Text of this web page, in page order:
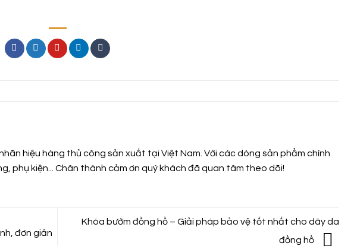
hiệu hàng thủ công sản xuất tại Việt Nam. Với các dòng sản phẩm chính
phụ kiện... Chân thành cảm ơn quý khách đã quan tâm theo dõi!
đơn giản
Khóa bướm đồng hồ – Giải pháp bảo vệ tốt nhất cho dây da
đồng hồ